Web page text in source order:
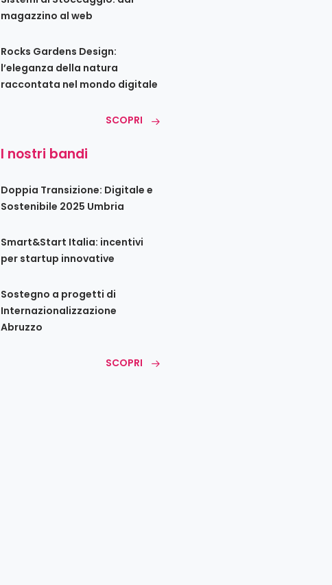
magazzino al web
Rocks Gardens Design:
l’eleganza della natura
raccontata nel mondo digitale
SCOPRI
I nostri bandi
Doppia Transizione: Digitale e
Sostenibile 2025 Umbria
Smart&Start Italia: incentivi
per startup innovative
Sostegno a progetti di
Internazionalizzazione
Abruzzo
SCOPRI